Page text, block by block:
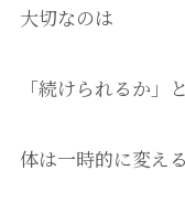
大切なのは
「続けられるか」
体は一時的に変え